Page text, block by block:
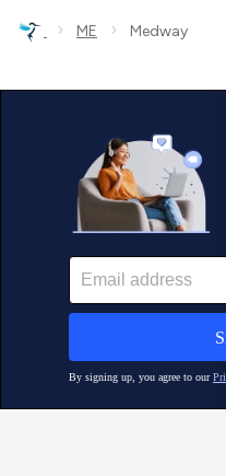
› ME › Medway